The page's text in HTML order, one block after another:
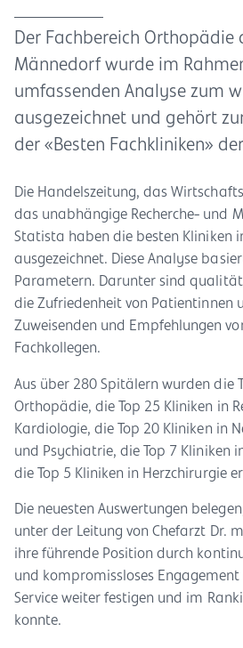
Der Fachbereich Orthopädie
Männedorf wurde im
umfassenden Analyse zum
ausgezeichnet und gehört
der «Besten Fachkliniken»
Die Handelszeitung, das
das unabhängige Recherche- und
Statista haben die besten Kliniken
ausgezeichnet. Diese Analyse
Parametern. Darunter sind
die Zufriedenheit von Patientinnen
Zuweisenden und Empfehlungen
Fachkollegen.
Aus über 280 Spitälern wurden die
Orthopädie, die Top 25 Kliniken in
Kardiologie, die Top 20 Kliniken in
und Psychiatrie, die Top 7 Kliniken
die Top 5 Kliniken in Herzchirurgie
Die neuesten Auswertungen
unter der Leitung von Chefarzt Dr.
ihre führende Position durch
und kompromissloses
Service weiter festigen und im
konnte.